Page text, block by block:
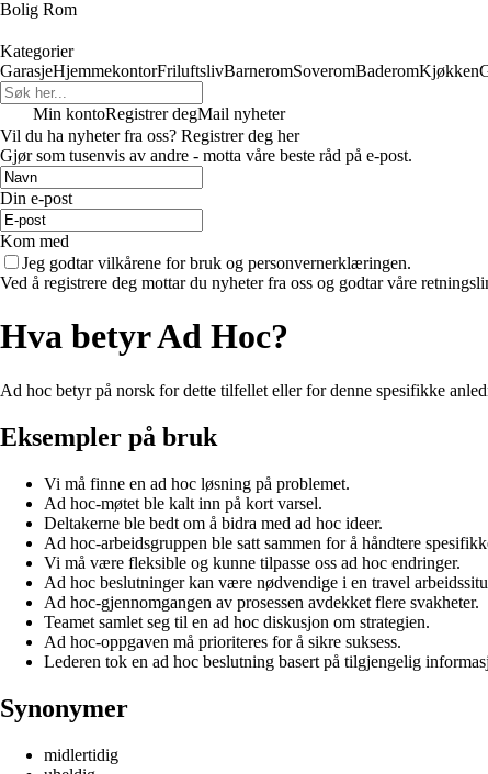
Bolig Rom
Kategorier
GarasjeHjemmekontorFriluftslivBarneromSoveromBaderomKjøkken
Min kontoRegistrer degMail nyheter
Vil du ha nyheter fra oss? Registrer deg her
Gjør som tusenvis av andre - motta våre beste råd på e-post.
Din e-post
Kom med
Jeg godtar vilkårene for bruk og personvernerklæringen.
Ved å registrere deg mottar du nyheter fra oss og godtar våre
Hva betyr Ad Hoc?
Ad hoc betyr på norsk for dette tilfellet eller for denne spesifikke
Eksempler på bruk
Vi må finne en ad hoc løsning på problemet.
Ad hoc-møtet ble kalt inn på kort varsel.
Deltakerne ble bedt om å bidra med ad hoc ideer.
Ad hoc-arbeidsgruppen ble satt sammen for å håndtere
Vi må være fleksible og kunne tilpasse oss ad hoc endringer.
Ad hoc beslutninger kan være nødvendige i en travel
Ad hoc-gjennomgangen av prosessen avdekket flere svakheter.
Teamet samlet seg til en ad hoc diskusjon om strategien.
Ad hoc-oppgaven må prioriteres for å sikre suksess.
Lederen tok en ad hoc beslutning basert på tilgjengelig
Synonymer
midlertidig